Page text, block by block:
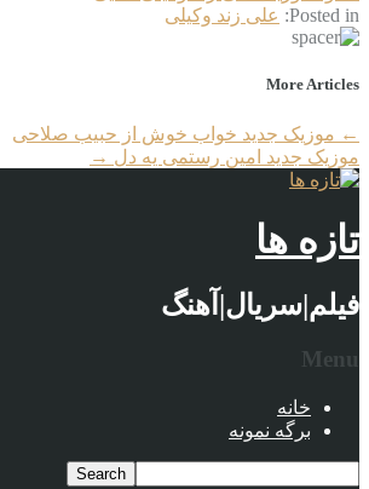
Posted in: علی زند وکیلی
More Articles
← موزیک جدید خواب خوش از حبیب صلاحی
موزیک جدید امین رستمی یه دل →
تازه ها
فیلم|سریال|آهنگ
Menu
خانه
برگه نمونه